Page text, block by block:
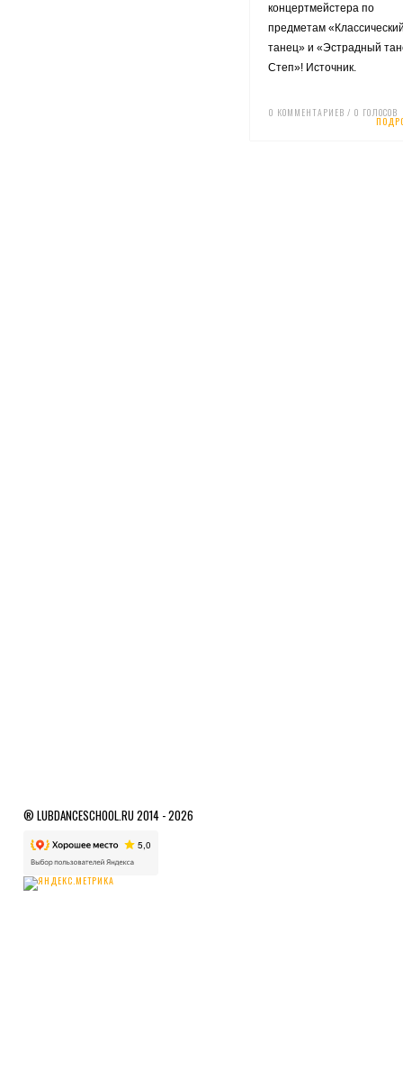
концертмейстера по
предметам
танец» и «Эстрадный
Степ»! Источник.
0 КОММЕНТАРИЕВ / 0 ГОЛОСОВ
® LUBDANCESCHOOL.RU 2014 - 2026